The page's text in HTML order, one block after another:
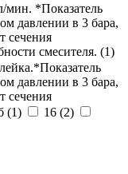
мин. *Показатель
давлении в 3 бара,
сечения
смесителя. (1)
давлении в 3 бара,
сечения
(1) 16 (2)